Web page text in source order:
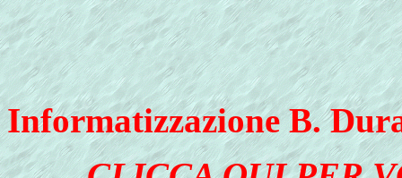
Informatizzazione B.